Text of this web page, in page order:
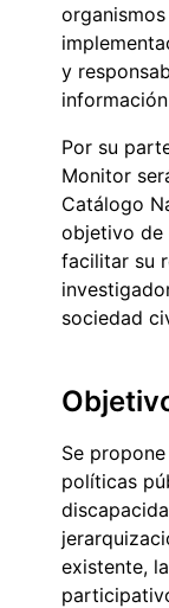
y
Por su
Monitor
Catálogo
objetivo de
facilitar su
sociedad
Se
políticas
existente,